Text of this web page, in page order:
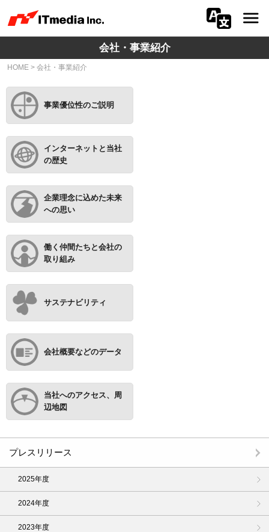
IR
サステナビリティ
プライバシー
採用
広告サービス
会社・事業紹介
HOME > 会社・事業紹介
事業優位性のご説明
インターネットと当社
の歴史
企業理念に込めた未来
への思い
働く仲間たちと会社の
取り組み
サステナビリティ
会社概要などのデータ
当社へのアクセス、周
辺地図
プレスリリース
2025年度
2024年度
2023年度